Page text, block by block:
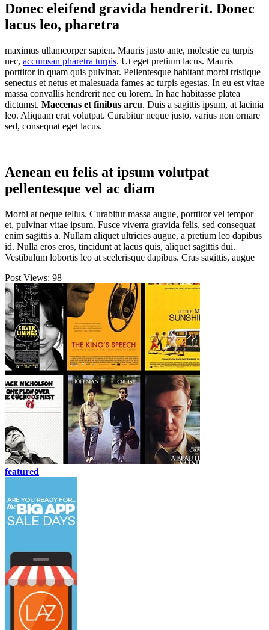
Donec eleifend gravida hendrerit. Donec
lacus leo, pharetra
maximus ullamcorper sapien. Mauris justo ante, molestie eu turpis
nec, accumsan pharetra turpis. Ut eget pretium lacus. Mauris
porttitor in quam quis pulvinar. Pellentesque habitant morbi tristique
senectus et netus et malesuada fames ac turpis egestas. In eu est vitae
massa convallis hendrerit nec eu lorem. In hac habitasse platea
dictumst. Maecenas et finibus arcu. Duis a sagittis ipsum, at lacinia
leo. Aliquam erat volutpat. Curabitur neque justo, varius non ornare
sed, consequat eget lacus.
Aenean eu felis at ipsum volutpat
pellentesque vel ac diam
Morbi at neque tellus. Curabitur massa augue, porttitor vel tempor
et, pulvinar vitae ipsum. Fusce viverra gravida felis, sed consequat
enim sagittis a. Nullam aliquet ultricies augue, a pretium leo dapibus
id. Nulla eros eros, tincidunt at lacus quis, aliquet sagittis dui.
Vestibulum lobortis leo at scelerisque dapibus. Cras sagittis, augue
Post Views: 98
featured